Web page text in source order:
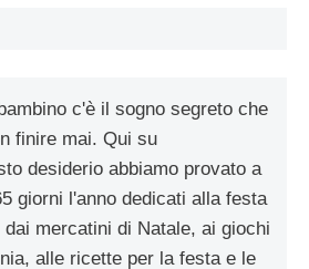
c'è il sogno segreto che
finire mai. Qui su
desiderio abbiamo provato a
giorni l'anno dedicati alla festa
mercatini di Natale, ai giochi
alle ricette per la festa e le